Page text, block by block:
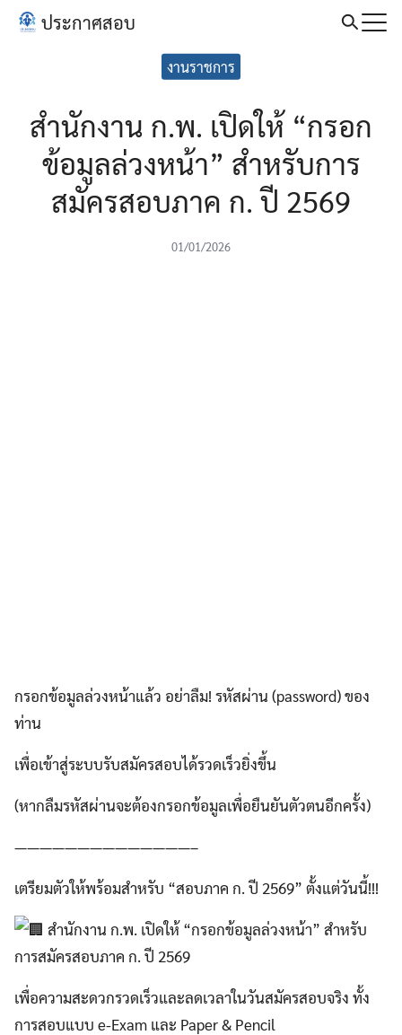
Skip
ประกาศสอบ
งานราชการ
สำนักงาน ก.พ. เปิดให้ “กรอก
ข้อมูลล่วงหน้า” สำหรับการ
สมัครสอบภาค ก. ปี 2569
01/01/2026
กรอกข้อมูลล่วงหน้าแล้ว อย่าลืม! รหัสผ่าน (password) ของ
ท่าน
เพื่อเข้าสู่ระบบรับสมัครสอบได้รวดเร็วยิ่งขึ้น
(หากลืมรหัสผ่านจะต้องกรอกข้อมูลเพื่อยืนยันตัวตนอีกครั้ง)
——————————————–
เตรียมตัวให้พร้อมสำหรับ “สอบภาค ก. ปี 2569” ตั้งแต่วันนี้!!!
สำนักงาน ก.พ. เปิดให้ “กรอกข้อมูลล่วงหน้า” สำหรับ
การสมัครสอบภาค ก. ปี 2569
เพื่อความสะดวกรวดเร็วและลดเวลาในวันสมัครสอบจริง ทั้ง
การสอบแบบ e-Exam และ Paper & Pencil